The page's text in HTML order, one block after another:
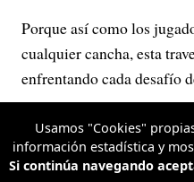
Porque así como los
cualquier cancha, esta
enfrentando cada desafío
El origen, el esfuerzo, el
Usamos "Cookies"
información estadística y
Si continúa navegando